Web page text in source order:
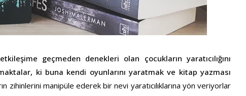
geçmeden denekleri olan çocukların yaratıcılığını
ki buna kendi oyunlarını yaratmak ve kitap yazması
zihinlerini manipüle ederek bir nevi yaratıcılıklarına yön veriyorlar